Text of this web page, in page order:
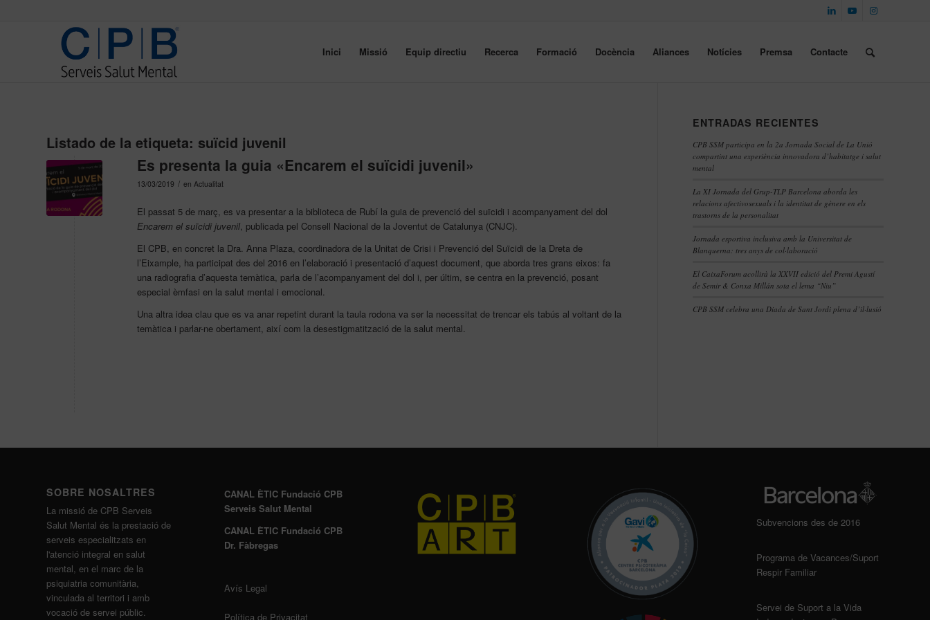
Inici Missió Equip directiu Recerca Formació Docència Aliances Notícies Premsa Contacte
Listado de la etiqueta: suïcid juvenil
Es presenta la guia «Encarem el suïcidi juvenil»
13/03/2019 / en Actualitat
El passat 5 de març, es va presentar a la biblioteca de Rubí la guia de prevenció del suïcidi i acompanyament del dol
Encarem el suïcidi juvenil, publicada pel Consell Nacional de la Joventut de Catalunya (CNJC).
El CPB, en concret la Dra. Anna Plaza, coordinadora de la Unitat de Crisi i Prevenció del Suïcidi de la Dreta de
l’Eixample, ha participat des del 2016 en l’elaboració i presentació d’aquest document, que aborda tres grans eixos: fa
una radiografia d’aquesta temàtica, parla de l’acompanyament del dol i, per últim, se centra en la prevenció, posant
especial èmfasi en la salut mental i emocional.
Una altra idea clau que es va anar repetint durant la taula rodona va ser la necessitat de trencar els tabús al voltant de la
temàtica i parlar-ne obertament, així com la desestigmatització de la salut mental.
ENTRADAS RECIENTES
CPB SSM participa en la 2a Jornada Social de La Unió
compartint una experiència innovadora d’habitatge i salut
mental
La XI Jornada del Grup-TLP Barcelona aborda les
relacions afectivosexuals i la identitat de gènere en els
trastorns de la personalitat
Jornada esportiva inclusiva amb la Universitat de
Blanquerna: tres anys de col·laboració
El CaixaForum acollirà la XXVII edició del Premi Agustí
de Semir & Conxa Millán sota el lema “Niu”
CPB SSM celebra una Diada de Sant Jordi plena d’il·lusió
SOBRE NOSALTRES
La missió de CPB Serveis
Salut Mental és la prestació de
serveis especialitzats en
l'atenció integral en salut
mental, en el marc de la
psiquiatria comunitària,
vinculada al territori i amb
vocació de servei públic.
CANAL ÈTIC Fundació CPB
Serveis Salut Mental
CANAL ÈTIC Fundació CPB
Dr. Fàbregas
Avís Legal
Política de Privacitat
Subvencions des de 2016
Programa de Vacances/Suport
Respir Familiar
Servei de Suport a la Vida